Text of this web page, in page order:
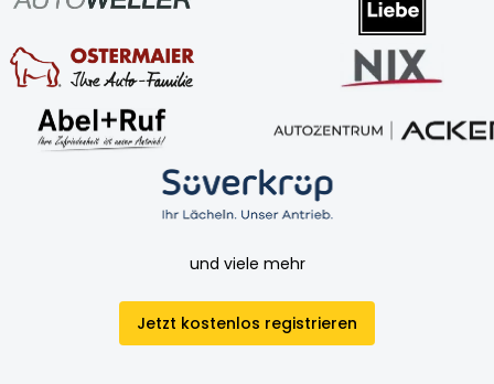
und viele mehr
Jetzt kostenlos registrieren